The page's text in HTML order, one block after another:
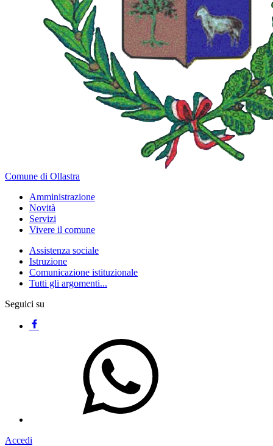
Comune di Ollastra
Amministrazione
Novità
Servizi
Vivere il comune
Assistenza sociale
Istruzione
Comunicazione istituzionale
Tutti gli argomenti...
Seguici su
Accedi